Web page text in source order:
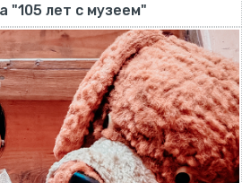
"105 лет с музеем"